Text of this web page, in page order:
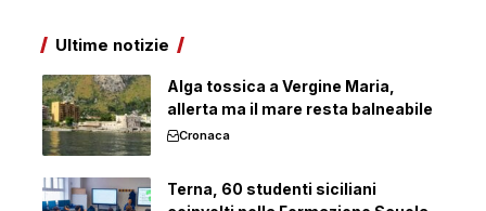
Ultime notizie
Alga tossica a Vergine Maria,
allerta ma il mare resta balneabile
Cronaca
Terna, 60 studenti siciliani